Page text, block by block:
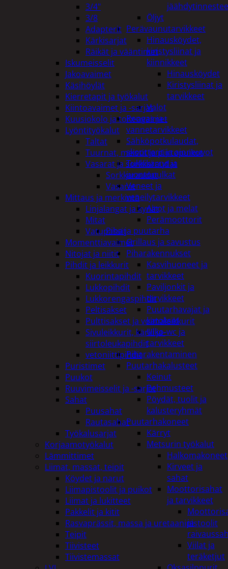
Öljyt
Perävaunutarvikkeet
Hinausköydet,
kiristysliinat ja
kiinnikkeet
Hinausköydet
Kiristysliinat ja
tarvikkeet
Valot
Rengas ja -
vannetarvikkeet
Sähköpotkulaudat,
skootterit ja ajoneuvot
Tukkikärryt ja
juontopulkat
Veneet ja
veneilytarvikkeet
Airot ja melat
Perämoottorit
Piha ja puutarha
Grillaus ja savustus
Piharakennukset
Kasvihuoneet ja
tarvikkeet
Paviljonkit ja
tarvikkeet
Puutarhavajat ja
katokset
Ulko-wc ja
tarvikkeet
Piharakentaminen
Puutarhakalusteet
Keinut
Pehmusteet
Pöydät, tuolit ja
kalusteryhmät
Puutarhakoneet
Kärryt
Metsurin työkalut
Halkomakoneet
Kirveet ja
sahat
Moottorisahat
ja tarvikkeet
ja
Viilat ja
teräketjut
3/4"
3/8
Adapterit
Kärkisarjat
Räikät ja vääntimet
Iskumeisselit
Jakoavaimet
Käsihöylät
Kierretapit ja työkalut
Kiintoavaimet ja -sarjat
Kuusiokolo ja torx-avaimet
Lyöntityökalut
Taltat
Tuurnat, meistit ja piirtopuikot
Vasarat ja sorkkaraudat
Sorkkaraudat
Vasarat
Mittaus ja merkintä
Linjalangat ja kynät
Mitat
Vatupassit
Momenttiavaimet
Nitojat ja niitit
Pihdit ja leikkurit
Kuorintapihdit
Lukkopihdit
Lukkorengaspihdit
Peltisakset
Pulttisakset ja voimaleikkurit
Sivuleikkurit, kärki ja-
siirtoleukapihdit
vetoniittipihdit
Puristimet
Puukot
Ruuvimeisselit ja -sarjat
Sahat
Puusahat
Rautasahat
Työkalusarjat
Korjaamotyökalut
Lämmittimet
Liimat, massat, teipit
Köydet ja narut
Liimapistoolit ja puikot
Liimat ja lukitteet
Pakkelit ja kitit
Rasvaprässit, massa ja uretaanipistoolit
Teipit
Tiivisteet
Tiivistemassat